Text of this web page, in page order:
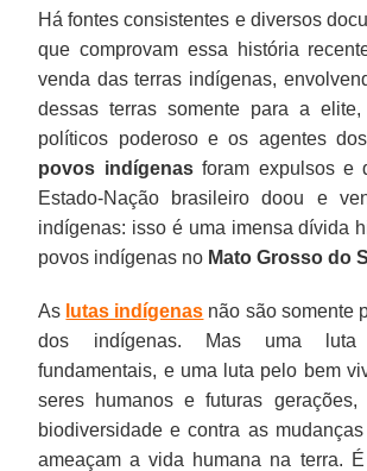
Há fontes consistentes e diversos
que comprovam essa história
venda das terras indígenas,
dessas terras somente para a
políticos poderoso e os agentes
povos indígenasforam expulsos e
Estado-Nação brasileiro doou e
indígenas: isso é uma imensa dívida
povos indígenas no Mato Grosso do
As lutas indígenas não são somente
dos indígenas. Mas uma
fundamentais, e uma luta pelo bem
seres humanos e futuras
biodiversidade e contra as
ameaçam a vida humana na terra.